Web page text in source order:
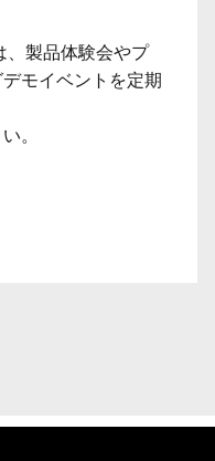
、製品体験会やプ
モイベントを定期
。